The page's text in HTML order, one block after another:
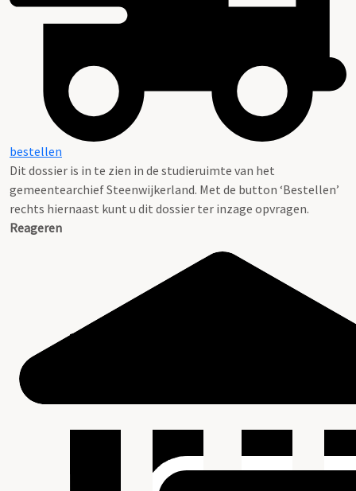
bestellen
Dit dossier is in te zien in de studieruimte van het
gemeentearchief Steenwijkerland. Met de button ‘Bestellen’
rechts hiernaast kunt u dit dossier ter inzage opvragen.
Reageren